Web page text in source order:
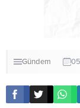
Gündem